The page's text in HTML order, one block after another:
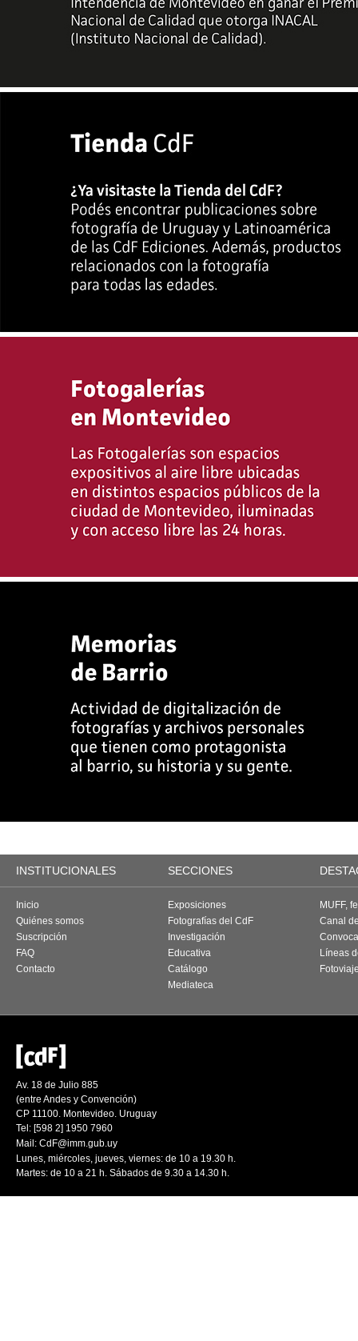
INSTITUCIONALES SECCIONES
Inicio
Quiénes somos
Suscripción
FAQ
Contacto
Exposiciones
Fotografías del CdF
Investigación
Educativa
Catálogo
Mediateca
MUFF,
Canal
Líneas
Av. 18 de Julio 885
(entre Andes y Convención)
CP 11100. Montevideo. Uruguay
Tel: [598 2] 1950 7960
Mail: CdF@imm.gub.uy
Lunes, miércoles, jueves, viernes: de 10 a 19.30 h.
Martes: de 10 a 21 h. Sábados de 9.30 a 14.30 h.